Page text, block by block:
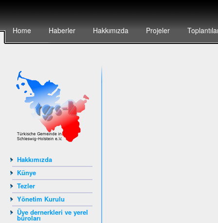
Home Haberler Hakkımızda Projeler
Hakkımızda
Künye
Tezler
Yönetim Kurulu
Üye dernerkleri ve yerel
büroları